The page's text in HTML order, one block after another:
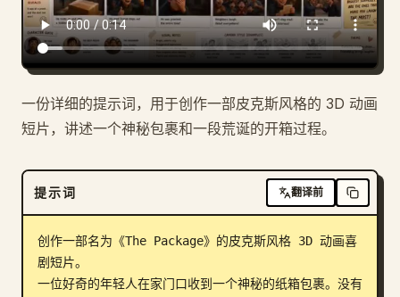
一份详细的提示词，用于创作一部皮克斯风格的 3D 动画
短片，讲述一个神秘包裹和一段荒诞的开箱过程。
提示词 翻译前
创作一部名为《The Package》的皮克斯风格 3D 动画喜
剧短片。
一位好奇的年轻人在家门口收到一个神秘的纸箱包裹。没有